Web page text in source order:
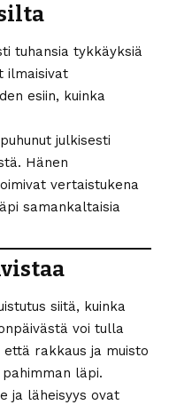
tuhansia tykkäyksiä
ilmaisivat
esiin, kuinka
julkisesti
Hänen
vertaistukena
samankaltaisia
siitä, kuinka
voi tulla
rakkaus ja muisto
läpi.
ja läheisyys ovat